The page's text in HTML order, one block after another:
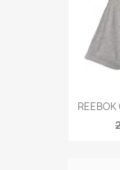
REEBOK